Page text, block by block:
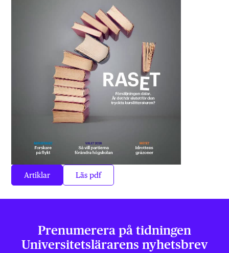
Artiklar Läs pdf
Prenumerera på tidningen
Universitets­lärarens nyhetsbrev